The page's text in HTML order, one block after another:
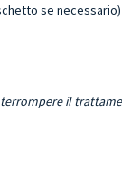
se
il